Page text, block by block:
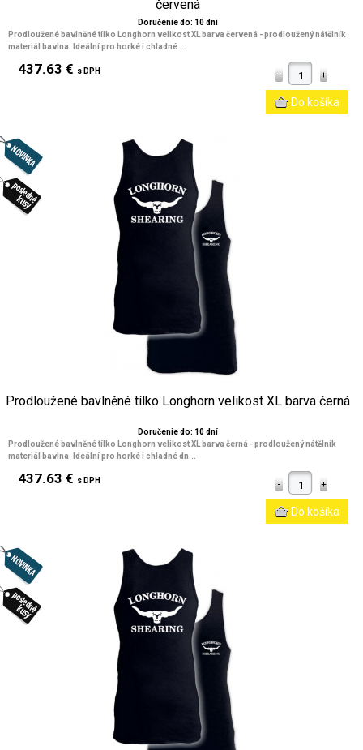
červená
Doručenie do: 10 dní
Prodloužené bavlněné tílko Longhorn velikost XL barva červená - prodloužený nátělník
materiál bavlna. Ideální pro horké i chladné ...
437.63 € s DPH
Prodloužené bavlněné tílko Longhorn velikost XL barva černá
Doručenie do: 10 dní
Prodloužené bavlněné tílko Longhorn velikost XL barva černá - prodloužený nátělník
materiál bavlna. Ideální pro horké i chladné dn...
437.63 € s DPH